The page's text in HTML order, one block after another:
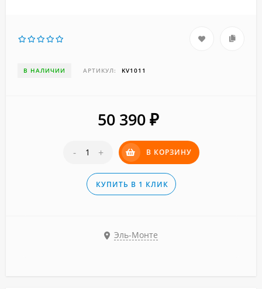
В НАЛИЧИИ АРТИКУЛ: KV1011
50 390 ₽
- + В КОРЗИНУ
КУПИТЬ В 1 КЛИК
Эль-Монте